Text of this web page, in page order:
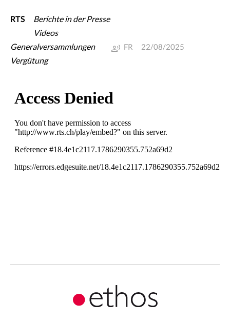
RTS
Berichte in der Presse
Videos
Generalversammlungen
Vergütung
FR 22/08/2025